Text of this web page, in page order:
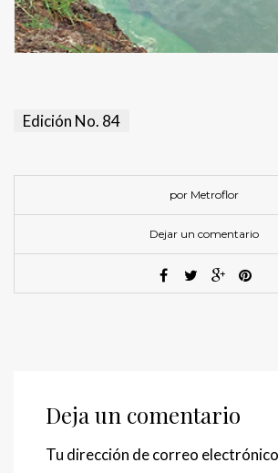
Edición No. 84
por Metroflor
Dejar un comentario
Deja un comentario
Tu dirección de correo